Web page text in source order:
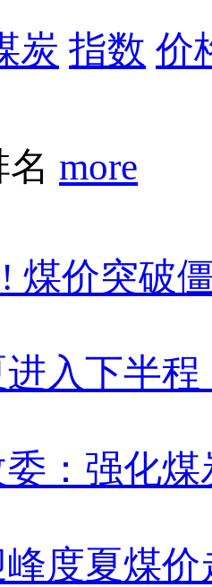
炭 指数 价
more
煤价突破
入下半
委：强化
度夏煤价